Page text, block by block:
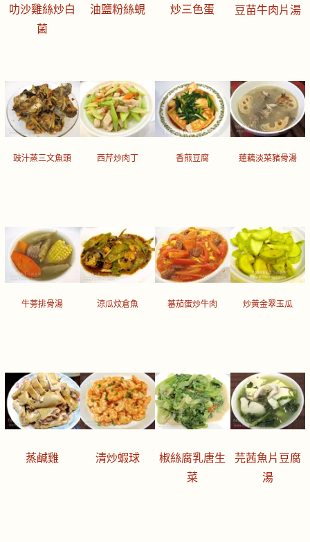
叻沙雞絲炒白
菌
油鹽粉絲蜆 炒三色蛋 豆苗牛肉片湯
豉汁蒸三文魚頭 西芹炒肉丁 香煎豆腐 蓮藕淡菜豬骨湯
牛蒡排骨湯 涼瓜炆倉魚 蕃茄蛋炒牛肉 炒黃金翠玉瓜
蒸鹹雞 清炒蝦球
椒絲腐乳唐生
菜
芫茜魚片豆腐
湯